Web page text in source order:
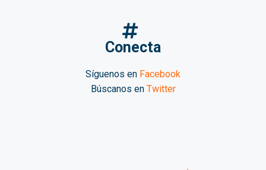
Conecta
Síguenos en Facebook
Búscanos en Twitter